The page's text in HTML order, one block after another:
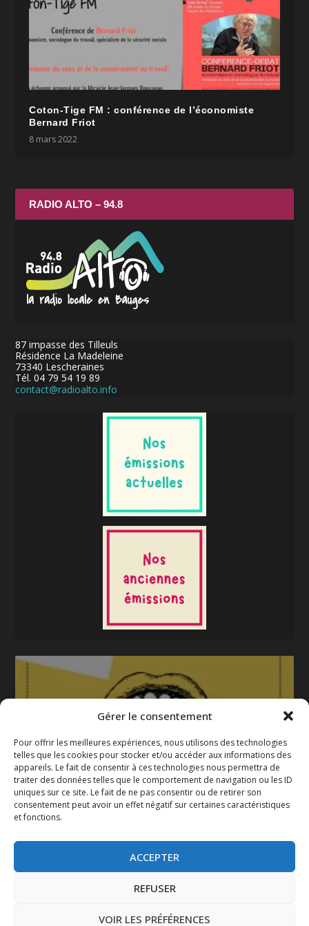
Gérer le consentement
Pour offrir les meilleures expériences, nous utilisons des technologies
telles que les cookies pour stocker et/ou accéder aux informations des
appareils. Le fait de consentir à ces technologies nous permettra de
traiter des données telles que le comportement de navigation ou les ID
uniques sur ce site. Le fait de ne pas consentir ou de retirer son
consentement peut avoir un effet négatif sur certaines caractéristiques
et fonctions.
ACCEPTER
REFUSER
VOIR LES PRÉFÉRENCES
Coton-Tige FM : conférence de l’économiste
Bernard Friot
8 mars 2022
RADIO ALTO – 94.8
87 impasse des Tilleuls
Résidence La Madeleine
73340 Lescheraines
Tél. 04 79 54 19 89
contact@radioalto.info
La gazette 2025-2026